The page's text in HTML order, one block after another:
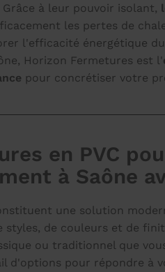
à leur pouvoir isolant,
les pertes de
l'efficacité énergétique
Horizon Fermetures est l'
pour concrétiser votre
en PVC
à Saône
une solution
de couleurs et de
ou traditionnel que
d'options pour répondre à